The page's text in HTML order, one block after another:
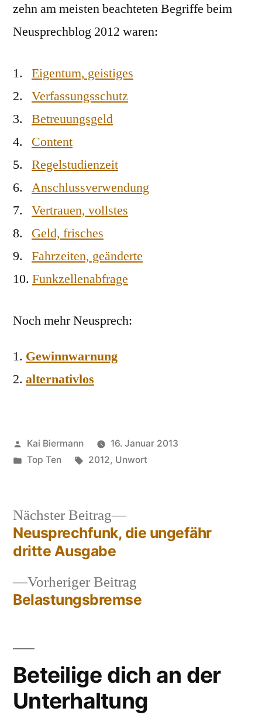
2012
zehn am meisten beachteten Begriffe beim
Neusprechblog 2012 waren:
1. Eigentum, geistiges
2. Verfassungsschutz
3. Betreuungsgeld
4. Content
5. Regelstudienzeit
6. Anschlussverwendung
7. Vertrauen, vollstes
8. Geld, frisches
9. Fahrzeiten, geänderte
10. Funkzellenabfrage
Noch mehr Neusprech:
Gewinnwarnung
alternativlos
Veröffentlicht
von
Kai Biermann
16. Januar 2013
Veröffentlicht
Top Ten Schlagwörter:
2012, Unwort
Beitragsnavigation
Vorheriger Beitrag
Beitrag:
Belastungsbremse
Nächster Beitrag
Nächster
Beitrag:
Neusprechfunk, die ungefähr
dritte Ausgabe
Beteilige dich an der
Unterhaltung